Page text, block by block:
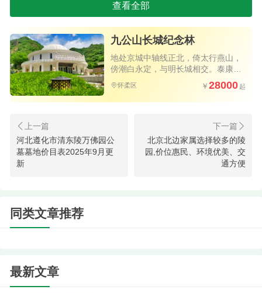
关于树葬，长青生命纪念园积极推广这种节地
生态的安葬方式，其费用也相对传统立碑葬式更为
经济惠民。树葬的具体收费并非单一标准，通常会
根据所选树木的品种、位置、以及是否配套有纪念
牌、刻字等附加服务而有所不同。
查看全部
九公山长城纪念林
地处京城中轴线正北，倚太行燕山，
傍潮白永定，与明长城相交。泰康旗
下力作，独具匠心的树葬艺术墓碑，
北京为数不多的优质陵园
怀柔区 28000
河北遵化市清东陵万佛园公
墓墓地价目表2025年9月更
新
北京北边家属选择较多的陵
园,价位惠民、环境优美、交
通方便
同类文章推荐
最新文章